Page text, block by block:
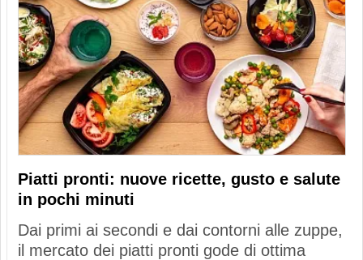
Piatti pronti: nuove ricette, gusto e salute
in pochi minuti
Dai primi ai secondi e dai contorni alle zuppe,
il mercato dei piatti pronti gode di ottima